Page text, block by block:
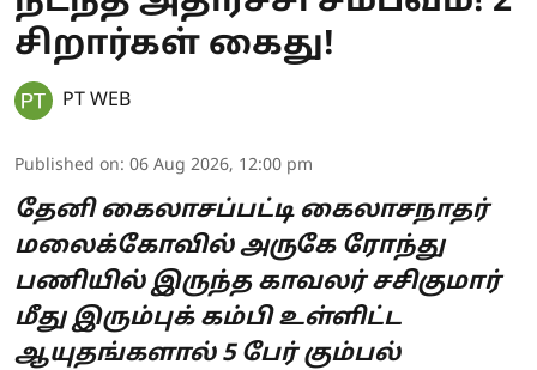
சிறார்கள் கைது!
PT WEB
Published on: 06 Aug 2026, 12:00 pm
தேனி கைலாசப்பட்டி கைலாசநாதர்
மலைக்கோவில் அருகே ரோந்து
பணியில் இருந்த காவலர் சசிகுமார்
மீது இரும்புக் கம்பி உள்ளிட்ட
ஆயுதங்களால் 5 பேர் கும்பல்